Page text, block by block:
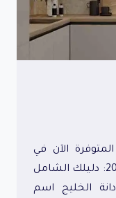
الآن في
مدينة الرياض مطابخ في الرياض 2026: دليلك الشامل
الخليج اسم